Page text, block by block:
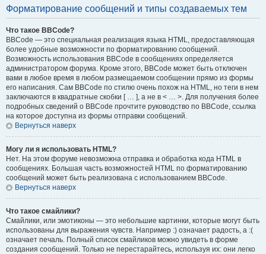
Форматирование сообщений и типы создаваемых тем
Что такое BBCode?
BBCode — это специальная реализация языка HTML, предоставляющая
более удобные возможности по форматированию сообщений.
Возможность использования BBCode в сообщениях определяется
администратором форума. Кроме этого, BBCode может быть отключен
вами в любое время в любом размещаемом сообщении прямо из формы
его написания. Сам BBCode по стилю очень похож на HTML, но теги в нем
заключаются в квадратные скобки [ … ], а не в < … >. Для получения более
подробных сведений о BBCode прочтите руководство по BBCode, ссылка
на которое доступна из формы отправки сообщений.
Вернуться наверх
Могу ли я использовать HTML?
Нет. На этом форуме невозможна отправка и обработка кода HTML в
сообщениях. Большая часть возможностей HTML по форматированию
сообщений может быть реализована с использованием BBCode.
Вернуться наверх
Что такое смайлики?
Смайлики, или эмотиконы — это небольшие картинки, которые могут быть
использованы для выражения чувств. Например :) означает радость, а :(
означает печаль. Полный список смайликов можно увидеть в форме
создания сообщений. Только не перестарайтесь, используя их: они легко